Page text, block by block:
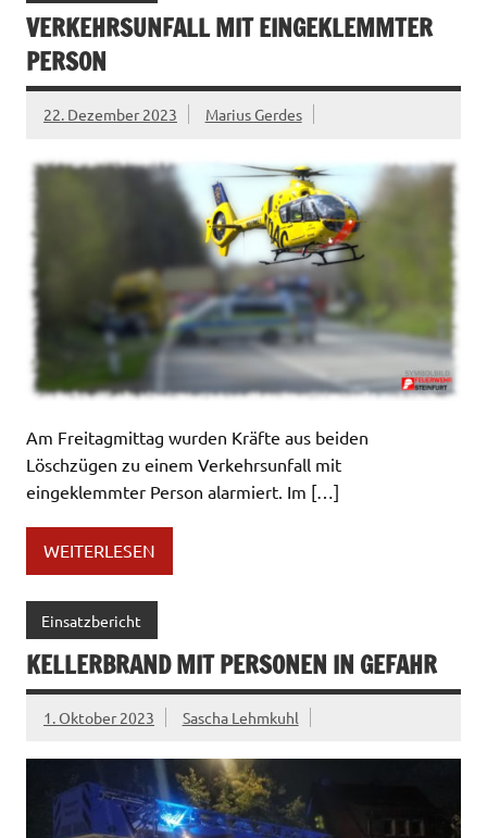
VERKEHRSUNFALL MIT EINGEKLEMMTER
PERSON
22. Dezember 2023 Marius Gerdes
Am Freitagmittag wurden Kräfte aus beiden
Löschzügen zu einem Verkehrsunfall mit
eingeklemmter Person alarmiert. Im […]
WEITERLESEN
Einsatzbericht
KELLERBRAND MIT PERSONEN IN GEFAHR
1. Oktober 2023 Sascha Lehmkuhl